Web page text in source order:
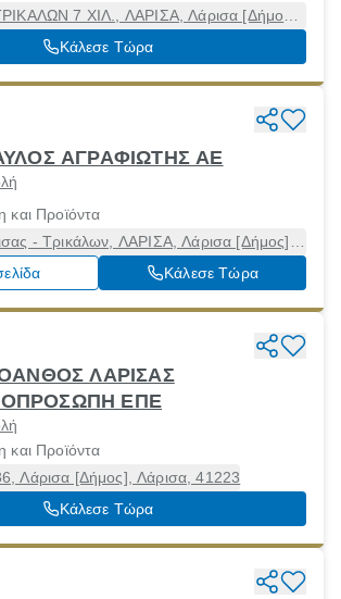
7 ΧΙΛ., ΛΑΡΙΣΑ, Λάρισα [Δήμος],
Λάρισα, 41500
Κάλεσε Τώρα
ΑΓΡΑΦΙΩΤΗΣ ΑΕ
και Προϊόντα
- Τρικάλων, ΛΑΡΙΣΑ, Λάρισα [Δήμος],
Λάρισα, 41500
Κάλεσε Τώρα
ΛΑΡΙΣΑΣ
ΕΠΕ
και Προϊόντα
Λάρισα [Δήμος], Λάρισα, 41223
Κάλεσε Τώρα